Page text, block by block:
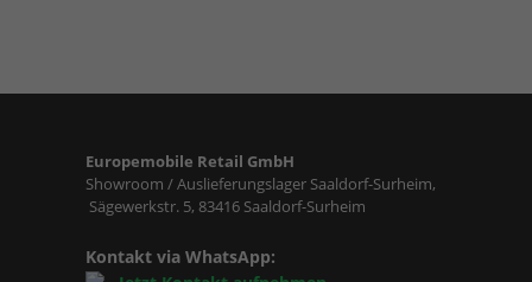
Europemobile Retail GmbH
Showroom / Auslieferungslager Saaldorf-Surheim,
Sägewerkstr. 5, 83416 Saaldorf-Surheim
Kontakt via WhatsApp: